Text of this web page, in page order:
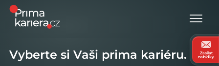
Vyberte si Vaši prima kariéru.
Zasílat
nabídky